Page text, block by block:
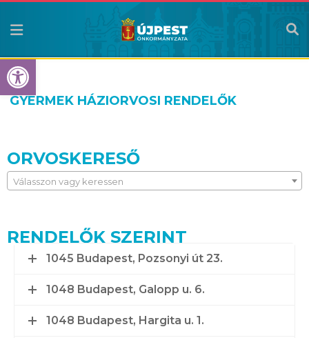
Eszköztár megnyitása
GYERMEK HÁZIORVOSI RENDELŐK
ORVOSKERESŐ
Válasszon vagy keressen
RENDELŐK SZERINT
1045 Budapest, Pozsonyi út 23.
1048 Budapest, Galopp u. 6.
1048 Budapest, Hargita u. 1.